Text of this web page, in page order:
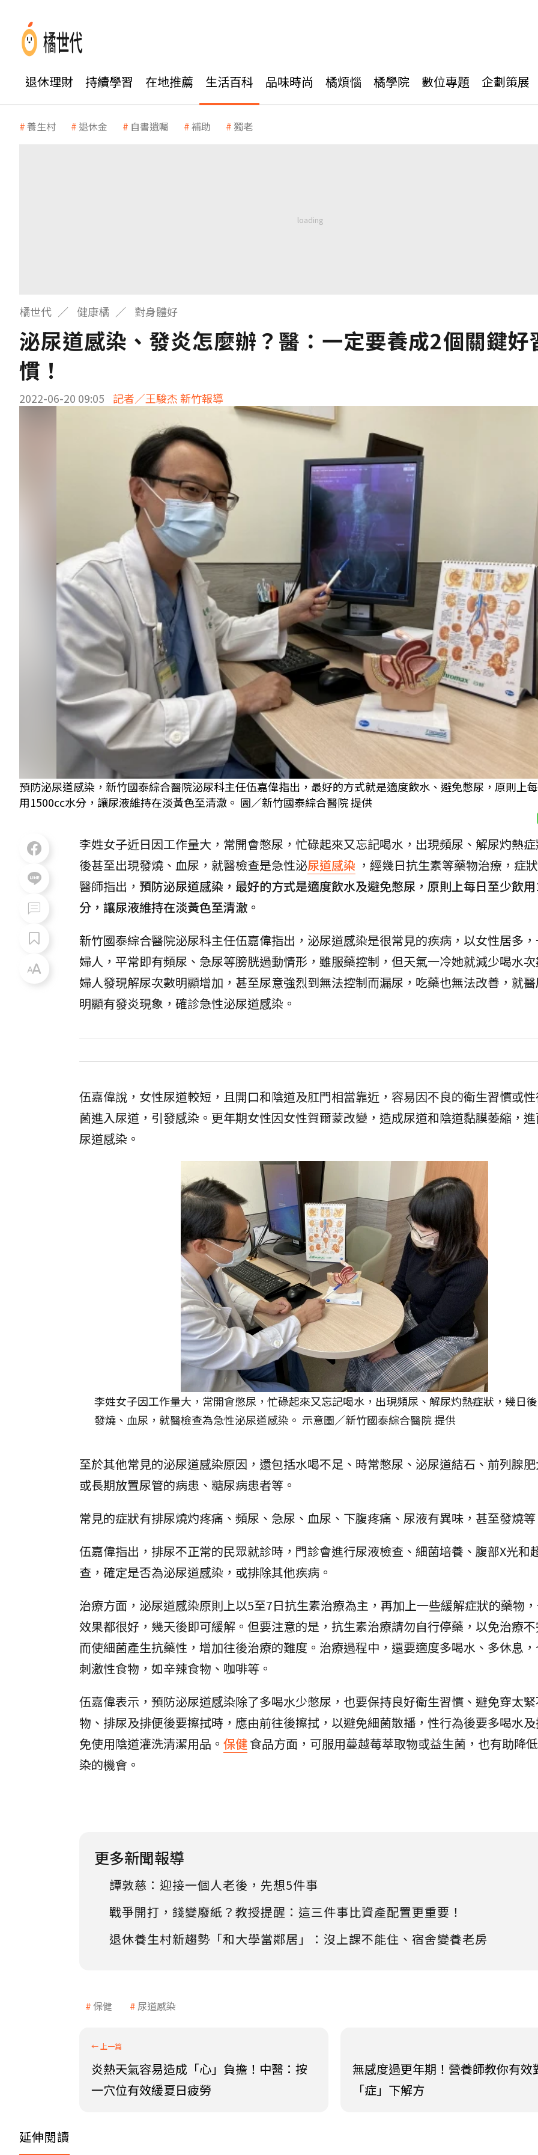
退休理財 持續學習 在地推薦 生活百科 品味時尚 橘煩惱 橘學院 數位專題 企劃策展
養生村 退休金 自書遺囑 補助 獨老
橘世代 健康橘 對身體好
泌尿道感染、發炎怎麼辦？醫：一定要養成2個關鍵好
慣！
2022-06-20 09:05 記者／王駿杰 新竹報導
預防泌尿道感染，新竹國泰綜合醫院泌尿科主任伍嘉偉指出，最好的方式就是適度飲水、避免憋尿，原則上
用1500cc水分，讓尿液維持在淡黃色至清澈。 圖／新竹國泰綜合醫院 提供
李姓女子近日因工作量大，常開會憋尿，忙碌起來又忘記喝水，出現頻尿、解尿灼熱
後甚至出現發燒、血尿，就醫檢查是急性泌尿道感染 ，經幾日抗生素等藥物治療，症
醫師指出， 預防泌尿道感染，最好的方式是適度飲水及避免憋尿，原則上每日至少飲
分，讓尿液維持在淡黃色至清澈。
新竹國泰綜合醫院泌尿科主任伍嘉偉指出，泌尿道感染是很常見的疾病，以女性居多
婦人，平常即有頻尿、急尿等膀胱過動情形，雖服藥控制，但天氣一冷她就減少喝水
婦人發現解尿次數明顯增加，甚至尿意強烈到無法控制而漏尿，吃藥也無法改善，就
明顯有發炎現象，確診急性泌尿道感染。
伍嘉偉說，女性尿道較短，且開口和陰道及肛門相當靠近，容易因不良的衛生習慣或
菌進入尿道，引發感染。更年期女性因女性賀爾蒙改變，造成尿道和陰道黏膜萎縮，
尿道感染。
李姓女子因工作量大，常開會憋尿，忙碌起來又忘記喝水，出現頻尿、解尿灼熱症狀，幾日
發燒、血尿，就醫檢查為急性泌尿道感染。 示意圖／新竹國泰綜合醫院 提供
至於其他常見的泌尿道感染原因，還包括水喝不足、時常憋尿、泌尿道結石、前列腺
或長期放置尿管的病患、糖尿病患者等。
常見的症狀有排尿燒灼疼痛、頻尿、急尿、血尿、下腹疼痛、尿液有異味，甚至發燒
伍嘉偉指出，排尿不正常的民眾就診時，門診會進行尿液檢查、細菌培養、腹部X光和
查，確定是否為泌尿道感染，或排除其他疾病。
治療方面，泌尿道感染原則上以5至7日抗生素治療為主，再加上一些緩解症狀的藥物
效果都很好，幾天後即可緩解。但要注意的是，抗生素治療請勿自行停藥，以免治療
而使細菌產生抗藥性，增加往後治療的難度。治療過程中，還要適度多喝水、多休息
刺激性食物，如辛辣食物、咖啡等。
伍嘉偉表示，預防泌尿道感染除了多喝水少憋尿，也要保持良好衛生習慣、避免穿太
物、排尿及排便後要擦拭時，應由前往後擦拭，以避免細菌散播，性行為後要多喝水
免使用陰道灌洗清潔用品。 保健食品方面，可服用蔓越莓萃取物或益生菌，也有助降
染的機會。
更多新聞報導
譚敦慈：迎接一個人老後，先想5件事
戰爭開打，錢變廢紙？教授提醒：這三件事比資產配置更重要！
退休養生村新趨勢「和大學當鄰居」：沒上課不能住、宿舍變養老房
保健 尿道感染
炎熱天氣容易造成「心」負擔！中醫：按
一穴位有效緩夏日疲勞
無感度過更年期！營養師教你有效
「症」下解方
延伸閱讀